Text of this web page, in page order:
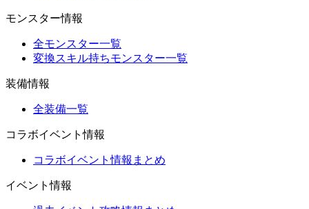
モンスター情報
全モンスター一覧
変換スキル持ちモンスター一覧
装備情報
全装備一覧
コラボイベント情報
コラボイベント情報まとめ
イベント情報